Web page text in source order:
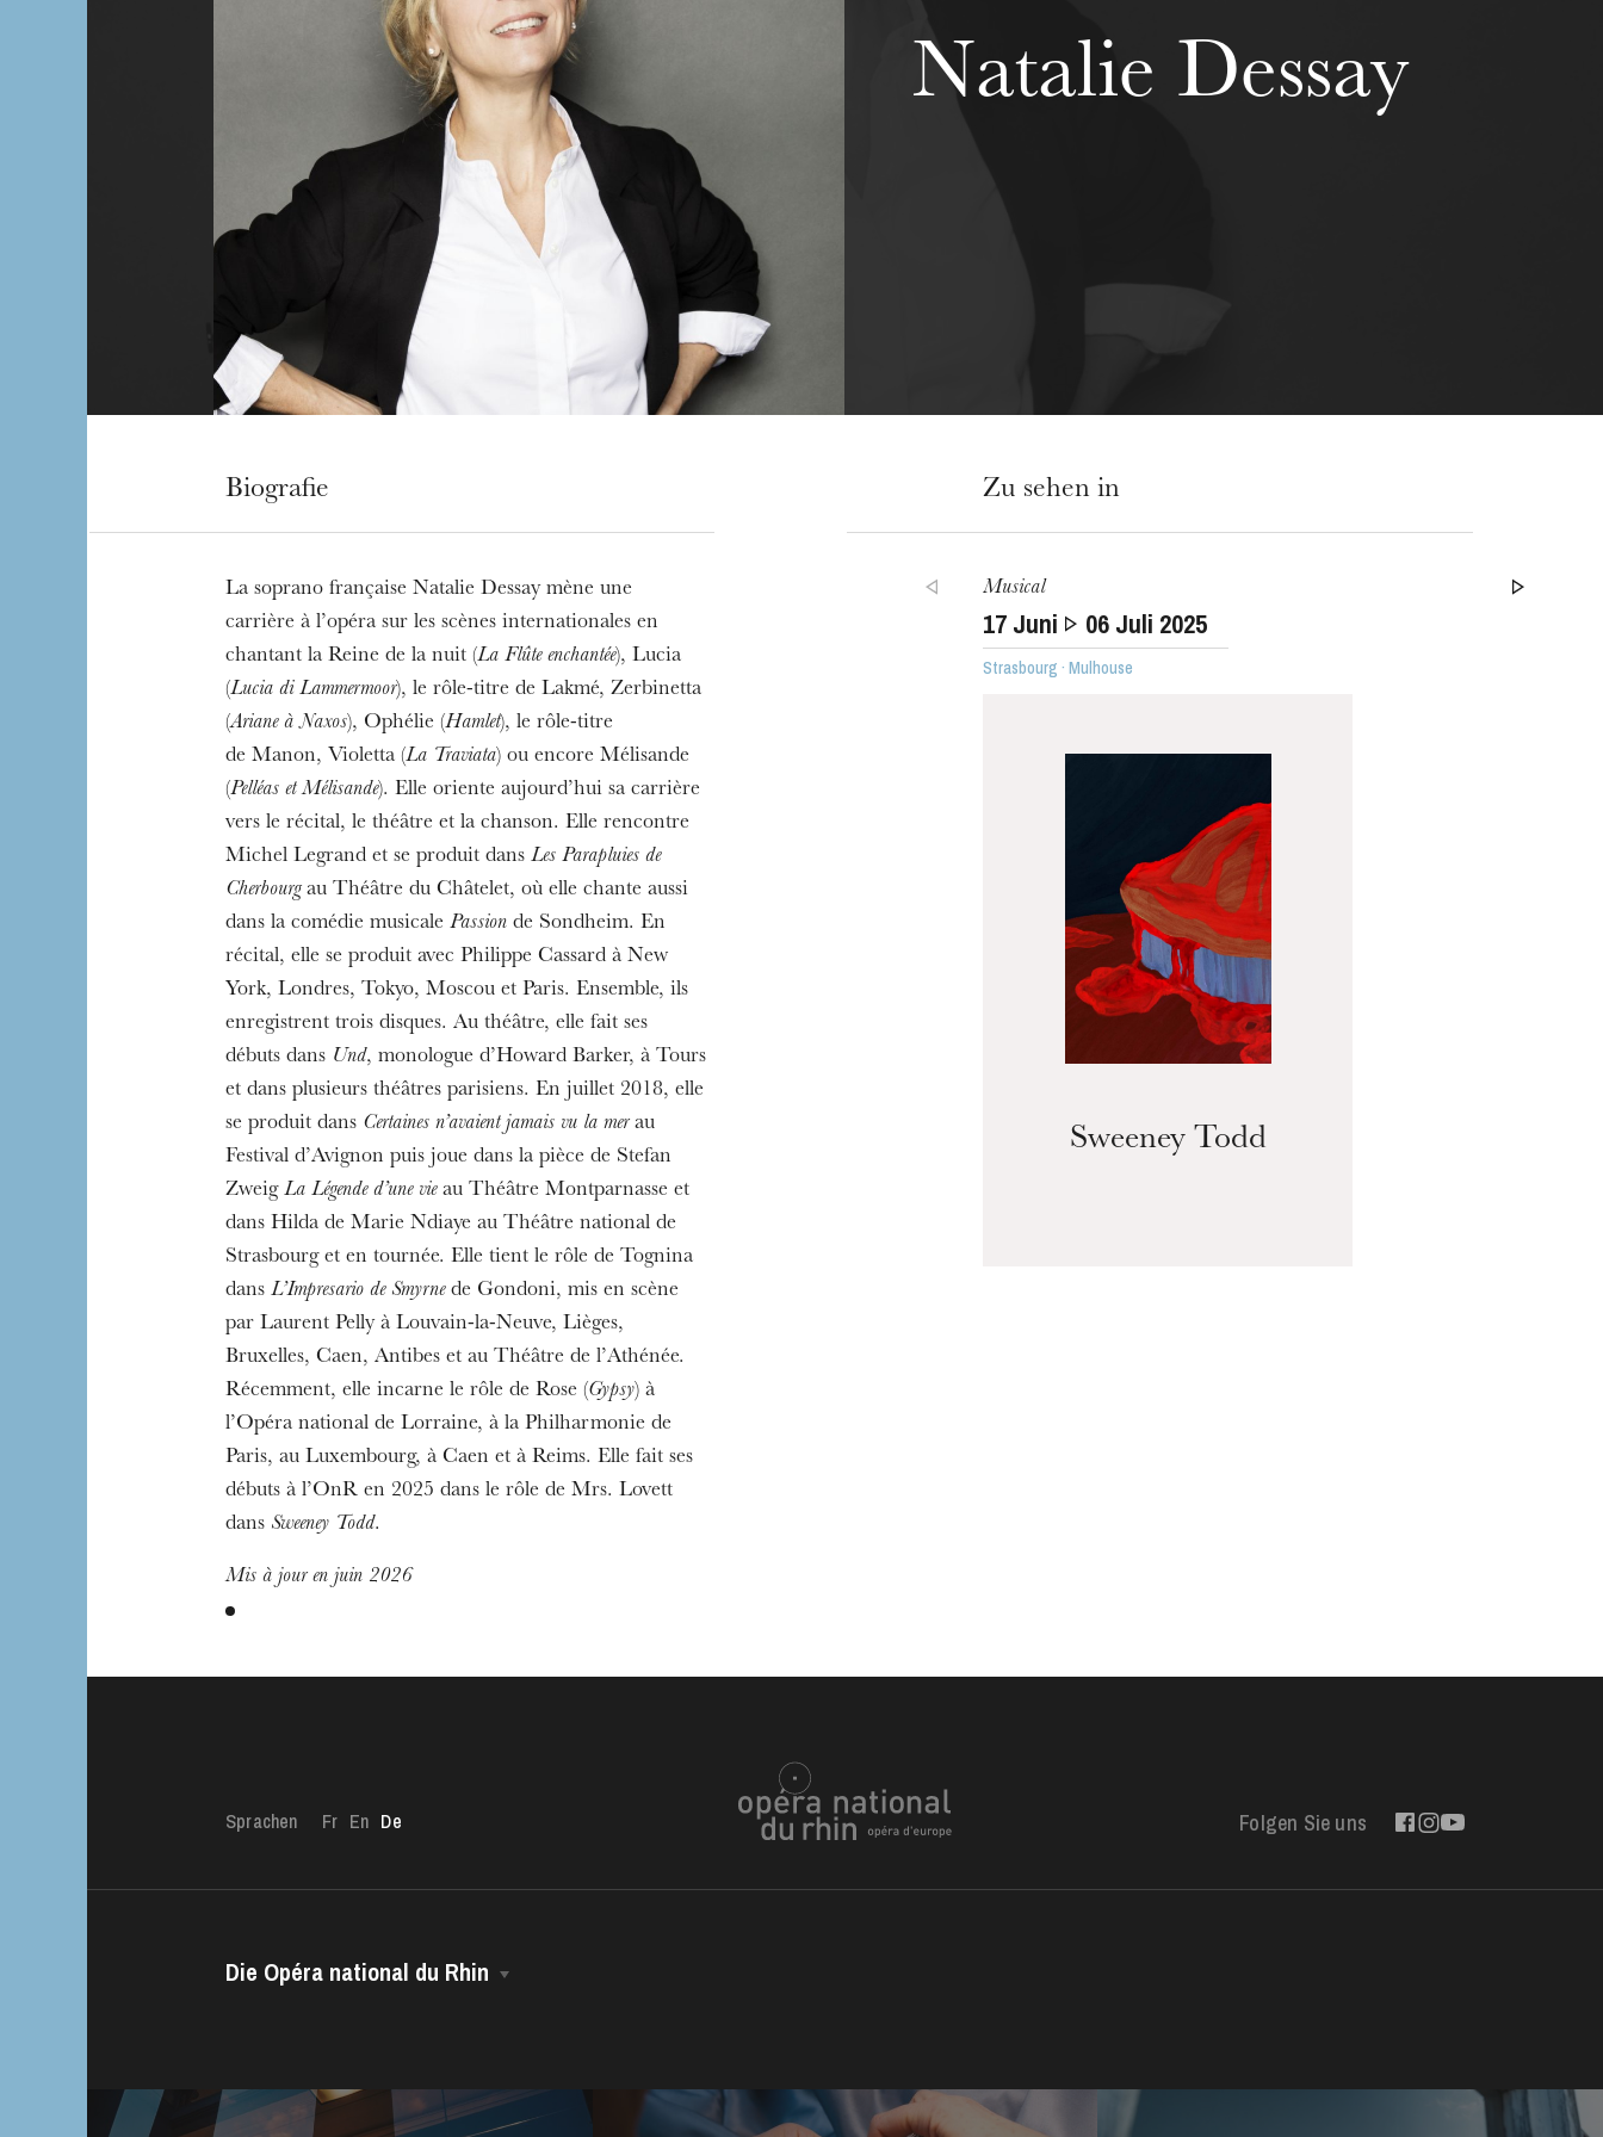
Die OnR mit euch
Führungen durch die Oper
MITTWOCH
Natalie Dessay
Biografie
La soprano française Natalie Dessay mène une
carrière à l’opéra sur les scènes internationales en
chantant la Reine de la nuit (La Flûte enchantée), Lucia
(Lucia di Lammermoor), le rôle-titre de Lakmé, Zerbinetta
(Ariane à Naxos), Ophélie (Hamlet), le rôle-titre
de Manon, Violetta (La Traviata) ou encore Mélisande
(Pelléas et Mélisande). Elle oriente aujourd’hui sa carrière
vers le récital, le théâtre et la chanson. Elle rencontre
Michel Legrand et se produit dans Les Parapluies de
Cherbourgau Théâtre du Châtelet, où elle chante aussi
dans la comédie musicale Passionde Sondheim. En
récital, elle se produit avec Philippe Cassard à New
York, Londres, Tokyo, Moscou et Paris. Ensemble, ils
enregistrent trois disques. Au théâtre, elle fait ses
débuts dans Und, monologue d’Howard Barker, à Tours
et dans plusieurs théâtres parisiens. En juillet 2018, elle
se produit dans Certaines n’avaient jamais vu la merau
Festival d’Avignon puis joue dans la pièce de Stefan
Zweig La Légende d’une vieau Théâtre Montparnasse et
dans Hilda de Marie Ndiaye au Théâtre national de
Strasbourg et en tournée. Elle tient le rôle de Tognina
dans L’Impresario de Smyrnede Gondoni, mis en scène
par Laurent Pelly à Louvain-la-Neuve, Lièges,
Bruxelles, Caen, Antibes et au Théâtre de l’Athénée.
Récemment, elle incarne le rôle de Rose (Gypsy) à
l’Opéra national de Lorraine, à la Philharmonie de
Paris, au Luxembourg, à Caen et à Reims. Elle fait ses
débuts à l’OnR en 2025 dans le rôle de Mrs. Lovett
dans Sweeney Todd.
Mis à jour en juin 2026
Zu sehen in
Musical
17 Juni 06 Juli 2025
Strasbourg · Mulhouse
Sweeney Todd
Sprachen Fr En De Folgen Sie uns
Die Opéra national du Rhin
Intendanz